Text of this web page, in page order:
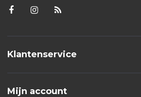
Klantenservice
Mijn account